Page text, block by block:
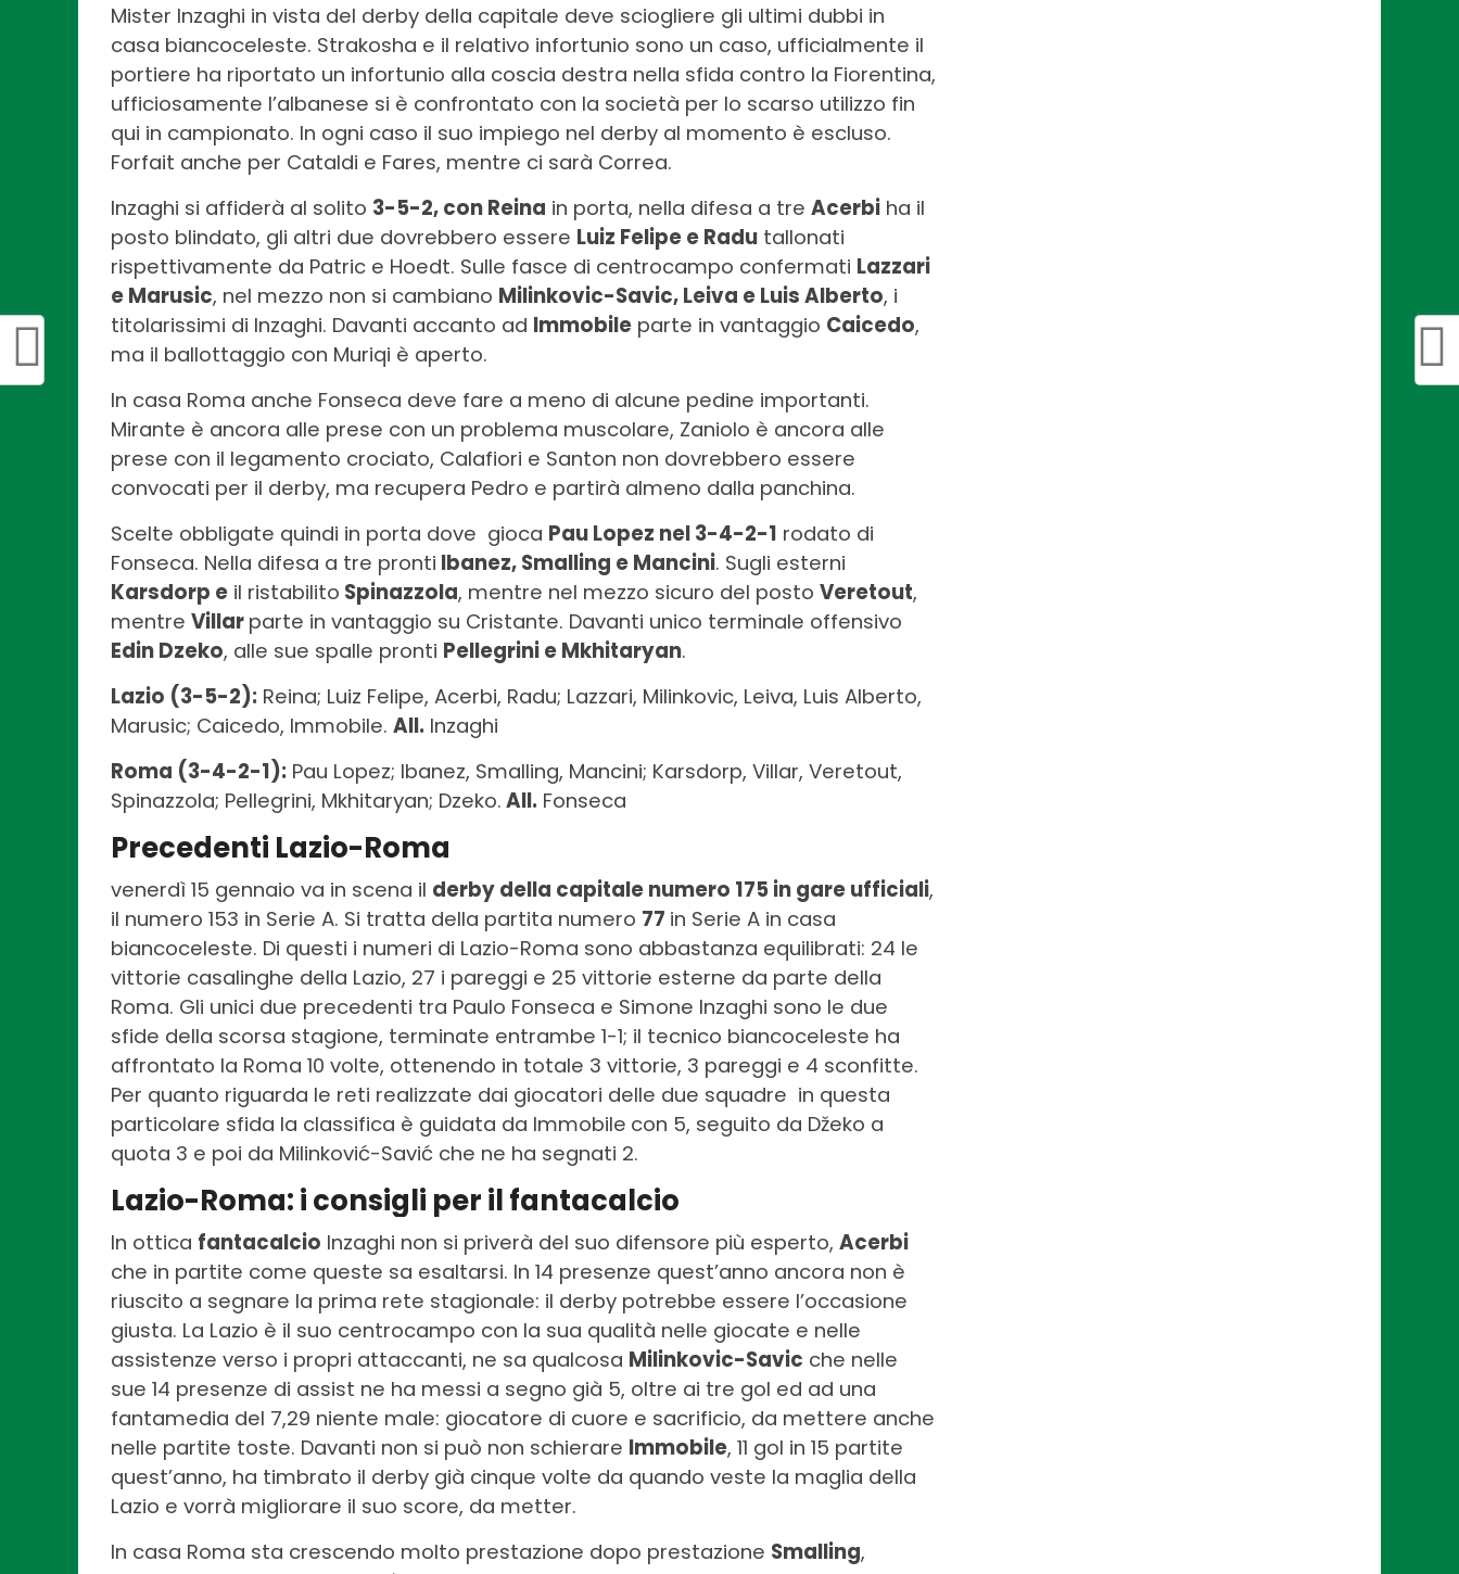
Mister Inzaghi in vista del derby della capitale deve sciogliere gli ultimi dubbi in
casa biancoceleste. Strakosha e il relativo infortunio sono un caso, ufficialmente il
portiere ha riportato un infortunio alla coscia destra nella sfida contro la Fiorentina,
ufficiosamente l’albanese si è confrontato con la società per lo scarso utilizzo fin
qui in campionato. In ogni caso il suo impiego nel derby al momento è escluso.
Forfait anche per Cataldi e Fares, mentre ci sarà Correa.
Inzaghi si affiderà al solito 3-5-2, con Reina in porta, nella difesa a tre Acerbi ha il
posto blindato, gli altri due dovrebbero essere Luiz Felipe e Radu tallonati
rispettivamente da Patric e Hoedt. Sulle fasce di centrocampo confermati Lazzari
e Marusic, nel mezzo non si cambiano Milinkovic-Savic, Leiva e Luis Alberto, i
titolarissimi di Inzaghi. Davanti accanto ad Immobile parte in vantaggio Caicedo,
ma il ballottaggio con Muriqi è aperto.
In casa Roma anche Fonseca deve fare a meno di alcune pedine importanti.
Mirante è ancora alle prese con un problema muscolare, Zaniolo è ancora alle
prese con il legamento crociato, Calafiori e Santon non dovrebbero essere
convocati per il derby, ma recupera Pedro e partirà almeno dalla panchina.
Scelte obbligate quindi in porta dove gioca Pau Lopez nel 3-4-2-1 rodato di
Fonseca. Nella difesa a tre pronti Ibanez, Smalling e Mancini. Sugli esterni
Karsdorp e il ristabilito Spinazzola, mentre nel mezzo sicuro del posto Veretout,
mentre Villar parte in vantaggio su Cristante. Davanti unico terminale offensivo
Edin Dzeko, alle sue spalle pronti Pellegrini e Mkhitaryan.
Lazio (3-5-2): Reina; Luiz Felipe, Acerbi, Radu; Lazzari, Milinkovic, Leiva, Luis Alberto,
Marusic; Caicedo, Immobile. All. Inzaghi
Roma (3-4-2-1): Pau Lopez; Ibanez, Smalling, Mancini; Karsdorp, Villar, Veretout,
Spinazzola; Pellegrini, Mkhitaryan; Dzeko. All. Fonseca
Precedenti Lazio-Roma
venerdì 15 gennaio va in scena il derby della capitale numero 175 in gare ufficiali,
il numero 153 in Serie A. Si tratta della partita numero 77 in Serie A in casa
biancoceleste. Di questi i numeri di Lazio-Roma sono abbastanza equilibrati: 24 le
vittorie casalinghe della Lazio, 27 i pareggi e 25 vittorie esterne da parte della
Roma. Gli unici due precedenti tra Paulo Fonseca e Simone Inzaghi sono le due
sfide della scorsa stagione, terminate entrambe 1-1; il tecnico biancoceleste ha
affrontato la Roma 10 volte, ottenendo in totale 3 vittorie, 3 pareggi e 4 sconfitte.
Per quanto riguarda le reti realizzate dai giocatori delle due squadre in questa
particolare sfida la classifica è guidata da Immobile con 5, seguito da Džeko a
quota 3 e poi da Milinković-Savić che ne ha segnati 2.
Lazio-Roma: i consigli per il fantacalcio
In ottica fantacalcio Inzaghi non si priverà del suo difensore più esperto, Acerbi
che in partite come queste sa esaltarsi. In 14 presenze quest’anno ancora non è
riuscito a segnare la prima rete stagionale: il derby potrebbe essere l’occasione
giusta. La Lazio è il suo centrocampo con la sua qualità nelle giocate e nelle
assistenze verso i propri attaccanti, ne sa qualcosa Milinkovic-Savic che nelle
sue 14 presenze di assist ne ha messi a segno già 5, oltre ai tre gol ed ad una
fantamedia del 7,29 niente male: giocatore di cuore e sacrificio, da mettere anche
nelle partite toste. Davanti non si può non schierare Immobile, 11 gol in 15 partite
quest’anno, ha timbrato il derby già cinque volte da quando veste la maglia della
Lazio e vorrà migliorare il suo score, da metter.
In casa Roma sta crescendo molto prestazione dopo prestazione Smalling,